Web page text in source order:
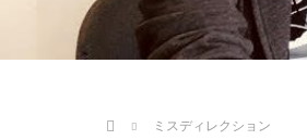
ミスディレクション